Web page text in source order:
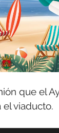
que el
viaducto.